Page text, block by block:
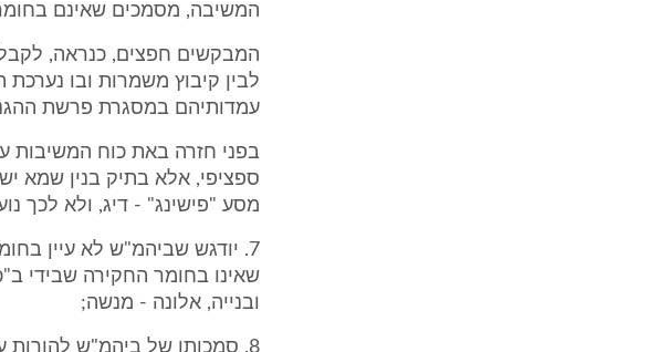
המשיבה, מסמכים שאינם
המבקשים חפצים, כנראה, לקבל
לבין קיבוץ משמרות ובו
עמדותיהם במסגרת פרשת
בפני חזרה באת כוח המשיבות
ספציפי, אלא בתיק בנין שמא
מסע "פישינג" - דיג, ולא לכך
7. יודגש שביהמ"ש לא עיין
שאינו בחומר החקירה שבידי
ובנייה, אלונה - מנשה;